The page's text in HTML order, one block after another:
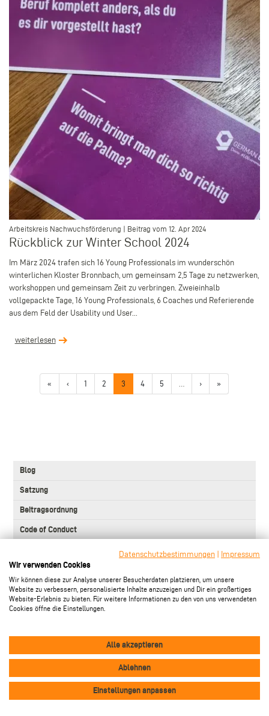
3.
Level
Main
Blog
Satzung
Beitragsordnung
Code of Conduct
Vollversammlungen
Mitgliederversammlungen
Ehrenmitglieder
Arbeitskreis Nachwuchsförderung | Beitrag vom 12. Apr 2024
Rückblick zur Winter School 2024
Im März 2024 trafen sich 16 Young Professionals im wunderschön
winterlichen Kloster Bronnbach, um gemeinsam 2,5 Tage zu netzwerken,
workshoppen und gemeinsam Zeit zu verbringen. Zweieinhalb
vollgepackte Tage, 16 Young Professionals, 6 Coaches und Referierende
aus dem Feld der Usability und User...
weiterlesen
Seitennummerierung
Erste
Seite
«
Vorherige
Seite
‹ Page
1 Page
2
Aktuelle
Seite
3 Page
4 Page
5
Nächste
Seite
›
Letzte
Seite
»
Folge uns!
Datenschutzbestimmungen
Impressum
Wir verwenden Cookies
Wir können diese zur Analyse unserer Besucherdaten platzieren, um unsere
Website zu verbessern, personalisierte Inhalte anzuzeigen und Dir ein großartiges
Website-Erlebnis zu bieten. Für weitere Informationen zu den von uns verwendeten
Cookies öffne die Einstellungen.
Alle akzeptieren
Ablehnen
Einstellungen anpassen